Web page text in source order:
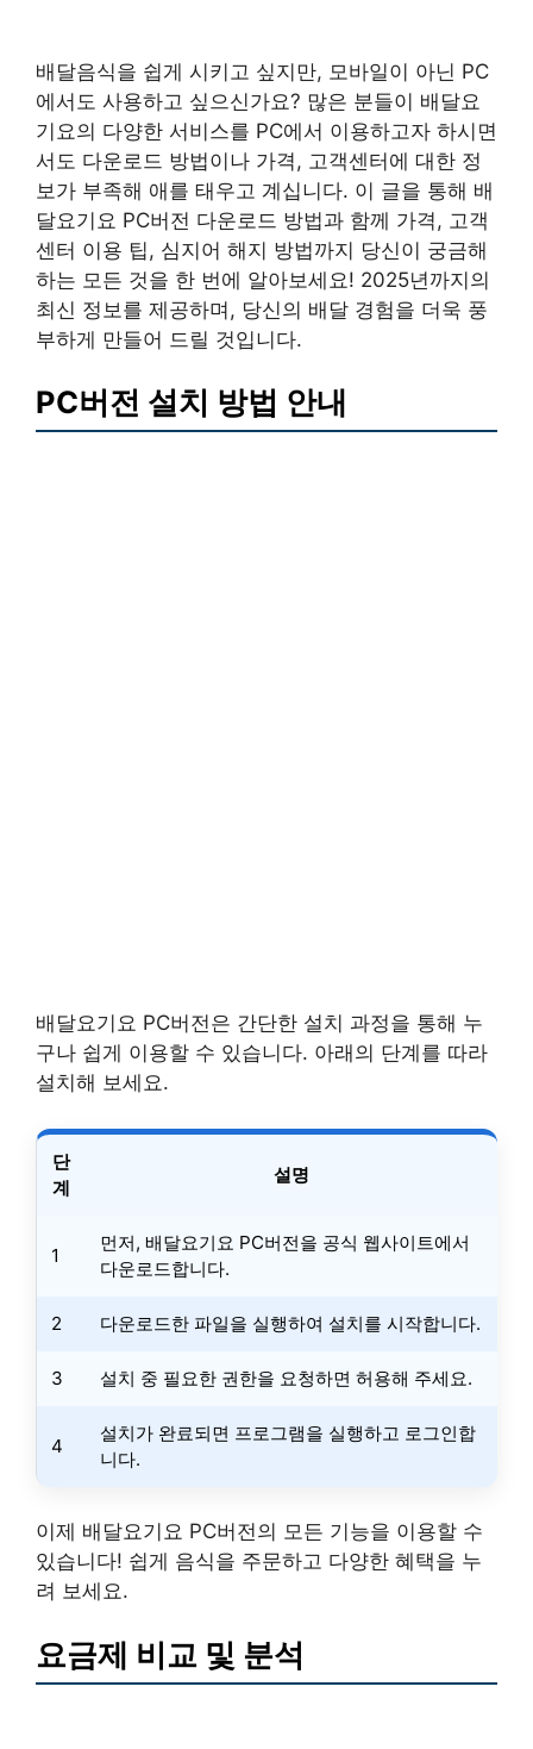
배달음식을 쉽게 시키고 싶지만, 모바일이 아닌 PC
에서도 사용하고 싶으신가요? 많은 분들이 배달요
기요의 다양한 서비스를 PC에서 이용하고자 하시면
서도 다운로드 방법이나 가격, 고객센터에 대한 정
보가 부족해 애를 태우고 계십니다. 이 글을 통해 배
달요기요 PC버전 다운로드 방법과 함께 가격, 고객
센터 이용 팁, 심지어 해지 방법까지 당신이 궁금해
하는 모든 것을 한 번에 알아보세요! 2025년까지의
최신 정보를 제공하며, 당신의 배달 경험을 더욱 풍
부하게 만들어 드릴 것입니다.
PC버전 설치 방법 안내
배달요기요 PC버전은 간단한 설치 과정을 통해 누
구나 쉽게 이용할 수 있습니다. 아래의 단계를 따라
설치해 보세요.
단
계
설명
1
먼저, 배달요기요 PC버전을 공식 웹사이트에서
다운로드합니다.
2 다운로드한 파일을 실행하여 설치를 시작합니다.
3 설치 중 필요한 권한을 요청하면 허용해 주세요.
4
설치가 완료되면 프로그램을 실행하고 로그인합
니다.
이제 배달요기요 PC버전의 모든 기능을 이용할 수
있습니다! 쉽게 음식을 주문하고 다양한 혜택을 누
려 보세요.
요금제 비교 및 분석